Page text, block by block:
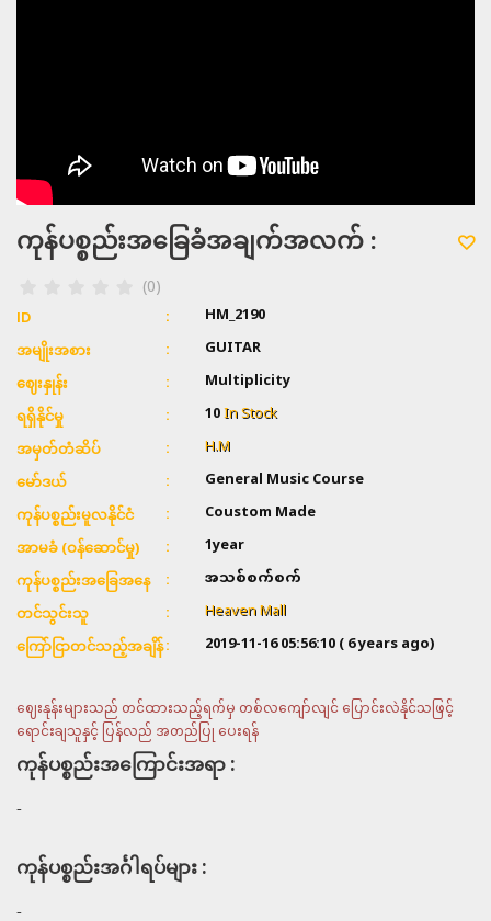
ကုန်ပစ္စည်းအခြေခံအချက်အလက် :
(0)
ID HM_2190
အမျိုးအစား GUITAR
ဈေးနှုန်း Multiplicity
ရရှိနိုင်မှု 10In Stock
အမှတ်တံဆိပ် H.M
မော်ဒယ် General Music Course
ကုန်ပစ္စည်းမူလနိုင်ငံ Coustom Made
အာမခံ (ဝန်ဆောင်မှု) 1year
ကုန်ပစ္စည်းအခြေအနေ အသစ်စက်စက်
တင်သွင်းသူ Heaven Mall
ကြော်ငြာတင်သည့်အချိန် 2019-11-16 05:56:10( 6 years ago)
ဈေးနုန်းများသည် တင်ထားသည့်ရက်မှ တစ်လကျော်လျင် ပြောင်းလဲနိုင်သဖြင့်
ရောင်းချသူနှင့် ပြန်လည် အတည်ပြု ပေးရန်
ကုန်ပစ္စည်းအကြောင်းအရာ :
-
ကုန်ပစ္စည်းအင်္ဂါရပ်များ :
-